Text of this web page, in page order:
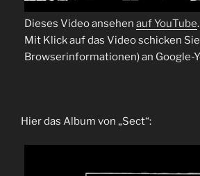
Dieses Video ansehen auf YouTube.
Mit Klick auf das Video schicken
Browserinformationen) an Google-
Hier das Album von „Sect“: